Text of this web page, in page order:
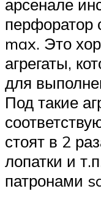
арсенале
перфоратор
max. Это
агрегаты,
для
Под такие
стоят в 2
лопатки и
патронами